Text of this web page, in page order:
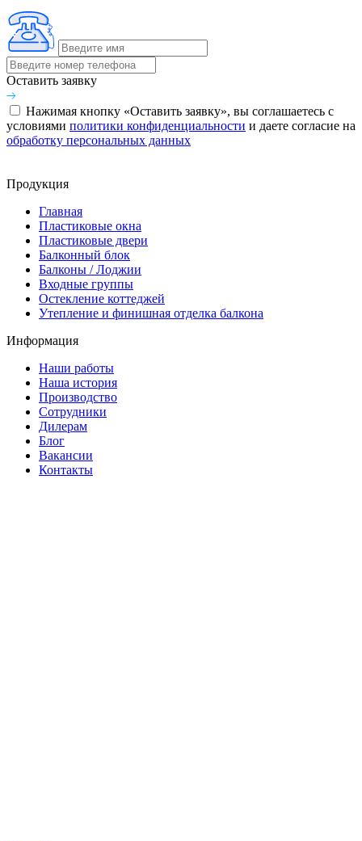
Оставить заявку
Нажимая кнопку «Оставить заявку», вы соглашаетесь с
условиями политики конфиденциальности и даете согласие на
обработку персональных данных
Продукция
Главная
Пластиковые окна
Пластиковые двери
Балконный блок
Балконы / Лоджии
Входные группы
Остекление коттеджей
Утепление и финишная отделка балкона
Информация
Наши работы
Наша история
Производство
Сотрудники
Дилерам
Блог
Вакансии
Контакты